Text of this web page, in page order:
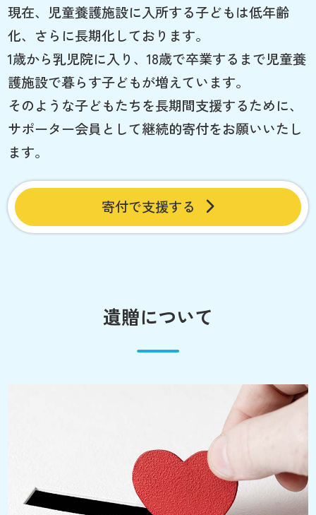
現在、児童養護施設に入所する子どもは低年齢
化、さらに長期化しております。
1歳から乳児院に入り、18歳で卒業するまで児童養
護施設で暮らす子どもが増えています。
そのような子どもたちを長期間支援するために、
サポーター会員として継続的寄付をお願いいたし
ます。
寄付で支援する
遺贈について